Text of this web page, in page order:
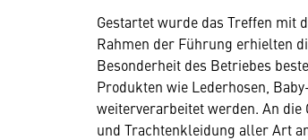
Gestartet wurde das Treffen mit
Rahmen der Führung erhielten
Besonderheit des Betriebes
Produkten wie Lederhosen,
weiterverarbeitet werden. An
und Trachtenkleidung aller Art